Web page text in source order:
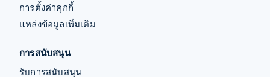
การตั้งค่าคุกกี้
แหล่งข้อมูลเพิ่มเติม
การสนับสนุน
รับการสนับสนุน